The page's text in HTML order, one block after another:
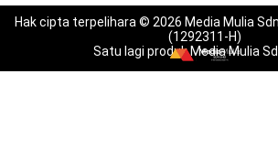
Hak cipta terpelihara © 2026 Media Mulia
(1292311-H)
Satu lagi produk Media Mulia